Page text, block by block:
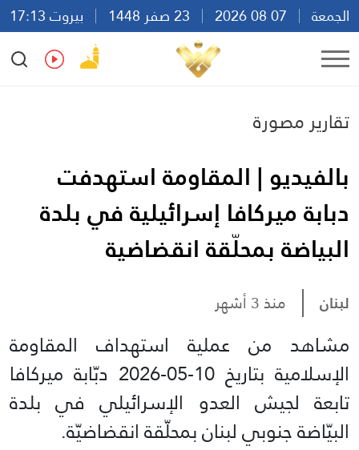
الجمعة
بيروت 17:13
Ar
En Fr Es
تقارير مصورة
بالفيديو | المقاومة استهدفت
دبابة ميركافا إسرائيلية في بلدة
البياضة بمحلّقة انقضاضية
لبنان منذ 3 أشهر
مشاهد من عملية استهداف المقاومة
الإسلامية بتاريخ 10-05-2026 دبّابة ميركافا
تابعة لجيش العدو الإسرائيلي في بلدة
البيّاضة جنوبي لبنان بمحلّقة انقضاضيّة.